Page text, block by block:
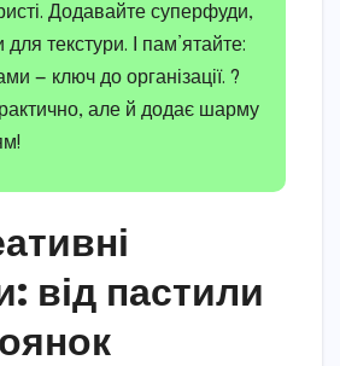
Додавайте суперфуди,
текстури. І пам’ятайте:
— ключ до організації. ?
але й додає шарму
від пастили